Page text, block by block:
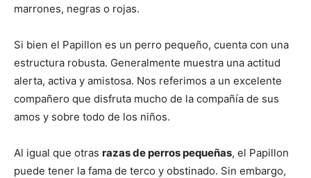
de
marrones, negras o rojas.
Si bien el Papillon es un perro pequeño, cuenta con una
estructura robusta. Generalmente muestra una actitud
alerta, activa y amistosa. Nos referimos a un excelente
compañero que disfruta mucho de la compañía de sus
amos y sobre todo de los niños.
Al igual que otras razas de perros pequeñas, el Papillon
puede tener la fama de terco y obstinado. Sin embargo,